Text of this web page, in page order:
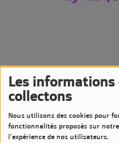
Les informations
collectons
Nous utilisons des cookies pour
fonctionnalités proposés sur
l'expérience de nos utilisateurs.
19 AVRIL 2025 - 2039 VUES
Écouter le podcast
Podcast de l'émission The Funky
Diffusée le Samedi 19 Avril 2025 à